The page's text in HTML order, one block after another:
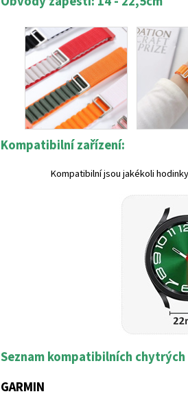
Kompatibilní zařízení:
Kompatibilní jsou jakékoli
Seznam kompatibilních
GARMIN